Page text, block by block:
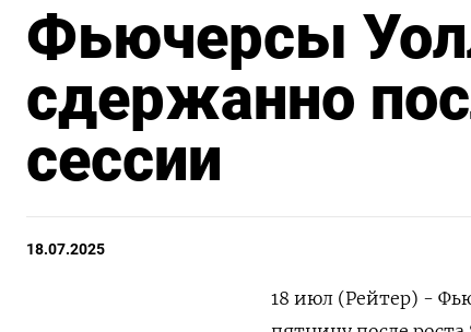
Фьючерсы
сдержанно
сессии
18.07.2025
18 июл (Рейтер) -